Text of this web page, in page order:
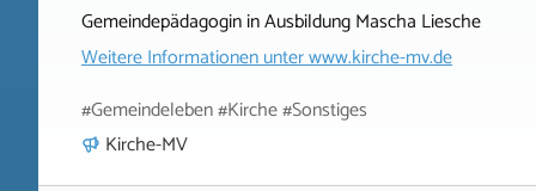
Gemeindepädagogin in Ausbildung Mascha Liesche
Weitere Informationen unterwww.kirche-mv.de
#Gemeindeleben #Kirche #Sonstiges
Kirche-MV